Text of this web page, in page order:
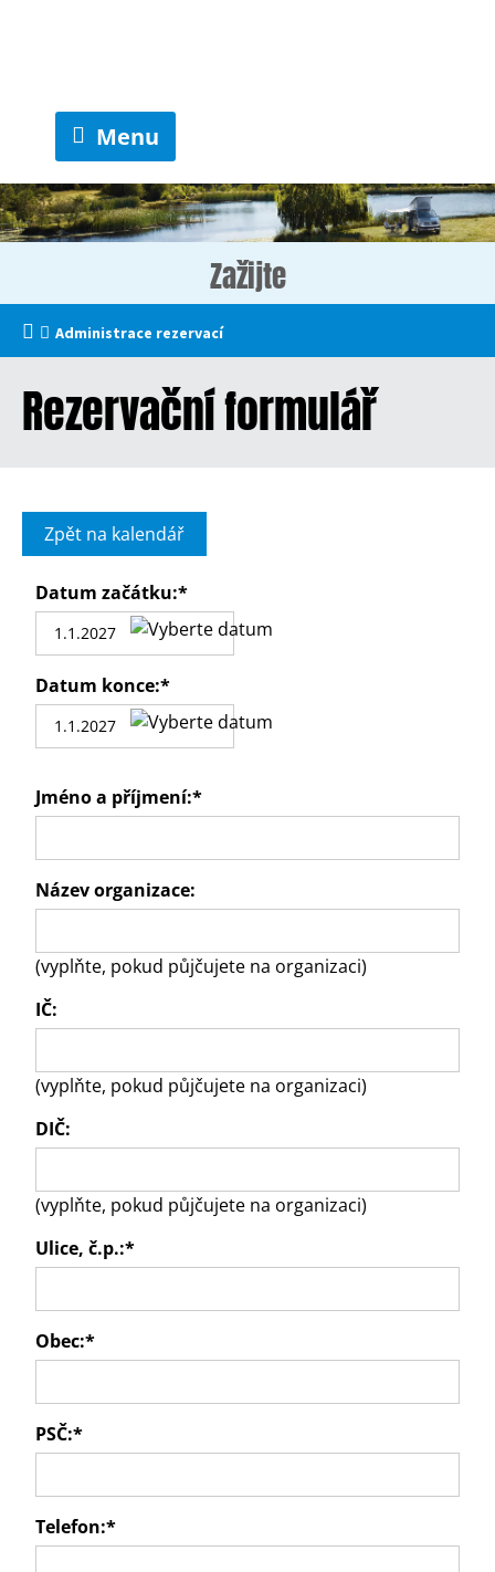
Menu
Zažijte
Administrace rezervací
Rezervační formulář
Zpět na kalendář
Datum začátku:*
Datum konce:*
Jméno a příjmení:*
Název organizace:
(vyplňte, pokud půjčujete na organizaci)
IČ:
(vyplňte, pokud půjčujete na organizaci)
DIČ:
(vyplňte, pokud půjčujete na organizaci)
Ulice, č.p.:*
Obec:*
PSČ:*
Telefon:*